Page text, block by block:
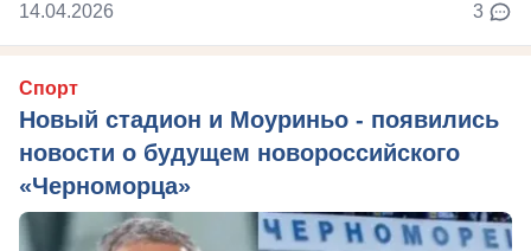
14.04.2026 3
Спорт
Новый стадион и Моуриньо - появились
новости о будущем новороссийского
«Черноморца»